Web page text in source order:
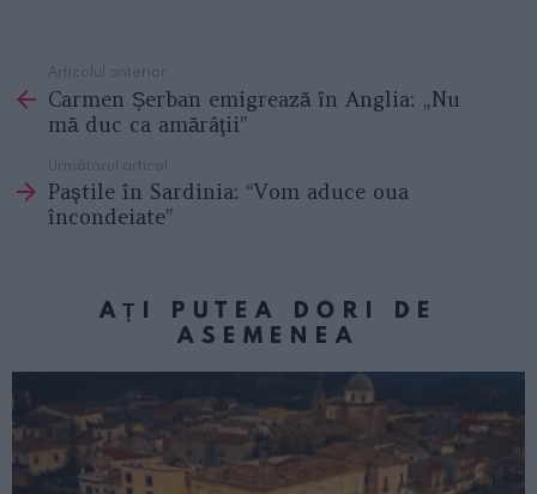
more
Articolul anterior
Carmen Șerban emigrează în Anglia: „Nu
mă duc ca amărâţii”
Următorul articol
Paştile în Sardinia: “Vom aduce oua
încondeiate”
AȚI PUTEA DORI DE
ASEMENEA